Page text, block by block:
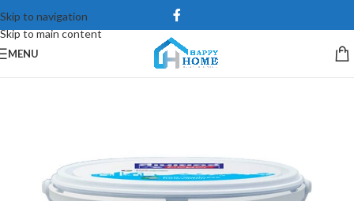
Skip to navigation
Skip to main content
MENU